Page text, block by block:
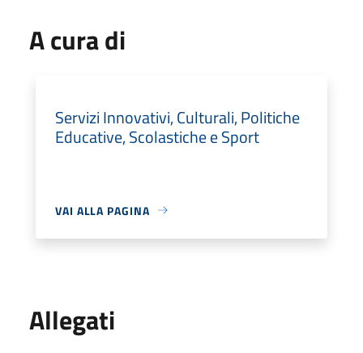
A cura di
Servizi Innovativi, Culturali, Politiche
Educative, Scolastiche e Sport
VAI ALLA PAGINA
Allegati